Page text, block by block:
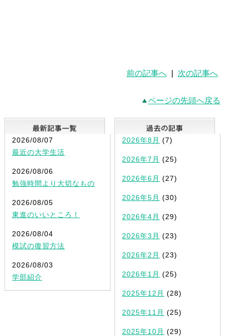
前の記事へ 次の記事へ
ページの先頭へ戻る
最新記事一覧
2026/08/07
最近の大学生活
2026/08/06
勉強時間より大切なもの
2026/08/05
東進のいいところ！
2026/08/04
模試の復習方法
2026/08/03
学部紹介
2026年8月 (7)
2026年7月 (25)
2026年6月 (27)
2026年5月 (30)
2026年4月 (29)
2026年3月 (23)
2026年2月 (23)
2026年1月 (25)
2025年12月 (28)
2025年11月 (25)
2025年10月 (29)